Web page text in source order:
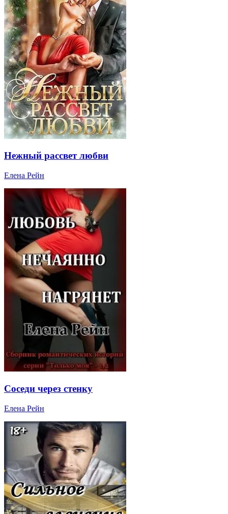
Нежный рассвет любви
Елена Рейн
Соседи через стенку
Елена Рейн